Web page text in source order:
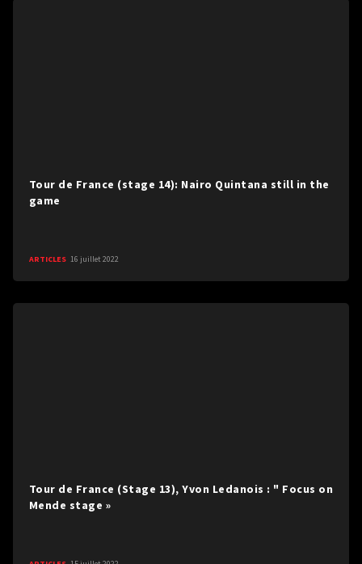
Tour de France (stage 14): Nairo Quintana still in the
game
ARTICLES 16 juillet 2022
Tour de France (Stage 13), Yvon Ledanois : " Focus on
Mende stage »